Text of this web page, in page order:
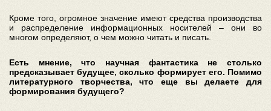
Кроме того, огромное значение имеют средства производства
и распределение информационных носителей – они во
многом определяют, о чем можно читать и писать.
Есть мнение, что научная фантастика не столько
предсказывает будущее, сколько формирует его. Помимо
литературного творчества, что еще вы делаете для
формирования будущего?